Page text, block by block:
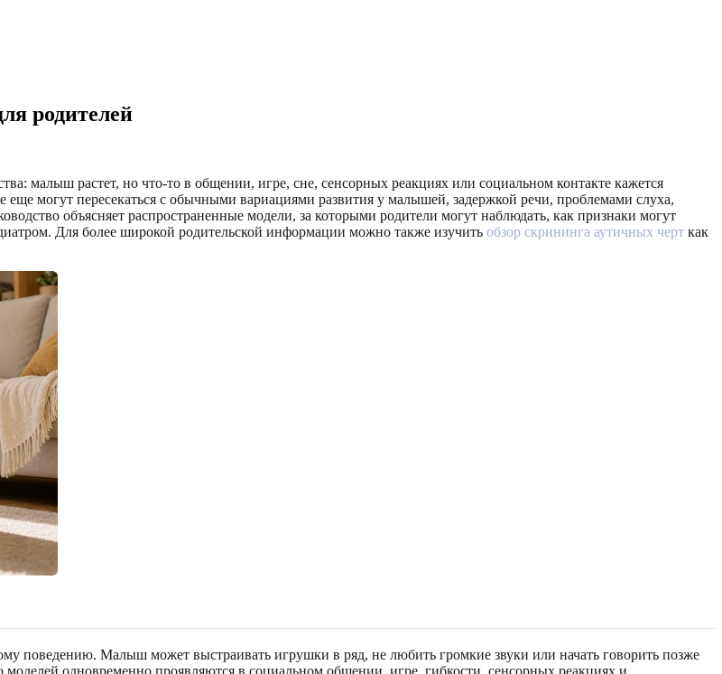
родителей
малыш растет, но что-то в общении, игре, сне, сенсорных реакциях или социальном контакте кажется
еще могут пересекаться с обычными вариациями развития у малышей, задержкой речи, проблемами слуха,
объясняет распространенные модели, за которыми родители могут наблюдать, как признаки могут
Для более широкой родительской информации можно также изучить обзор скрининга аутичных черт как
поведению. Малыш может выстраивать игрушки в ряд, не любить громкие звуки или начать говорить позже
одновременно проявляются в социальном общении, игре, гибкости, сенсорных реакциях и